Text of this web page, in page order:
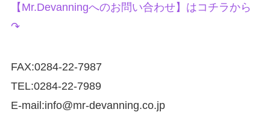
【Mr.Devanningへのお問い合わせ】はコチラから
↷
FAX:0284-22-7987
TEL:0284-22-7989
E-mail:info@mr-devanning.co.jp